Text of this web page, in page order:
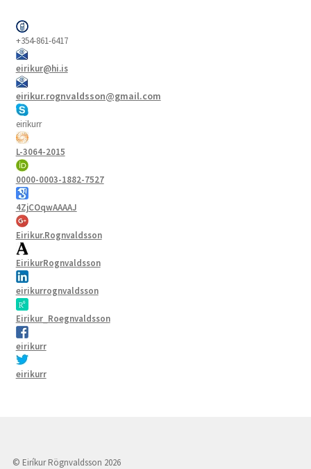
+354-861-6417
eirikur@hi.is
eirikur.rognvaldsson@gmail.com
eirikurr
L-3064-2015
0000-0003-1882-7527
4ZjCOqwAAAAJ
Eirikur.Rognvaldsson
EirikurRognvaldsson
eirikurrognvaldsson
Eirikur_Roegnvaldsson
eirikurr
eirikurr
© Eiríkur Rögnvaldsson 2026